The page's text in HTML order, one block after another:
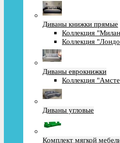
Диваны книжки прямые
Коллекция
Коллекция
Диваны еврокнижки
Коллекция
Диваны угловые
Комплект мягкой